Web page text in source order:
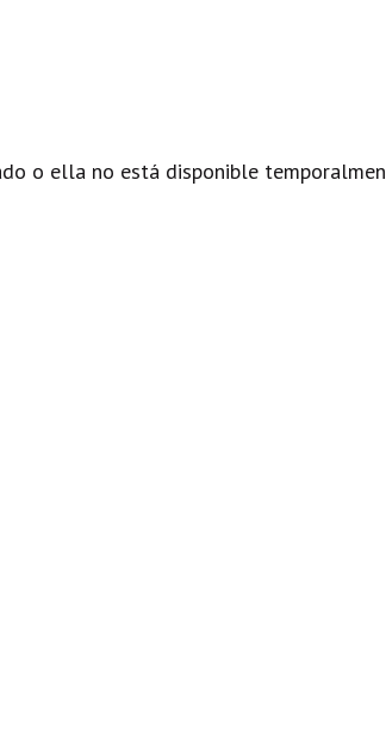
o ella no está disponible